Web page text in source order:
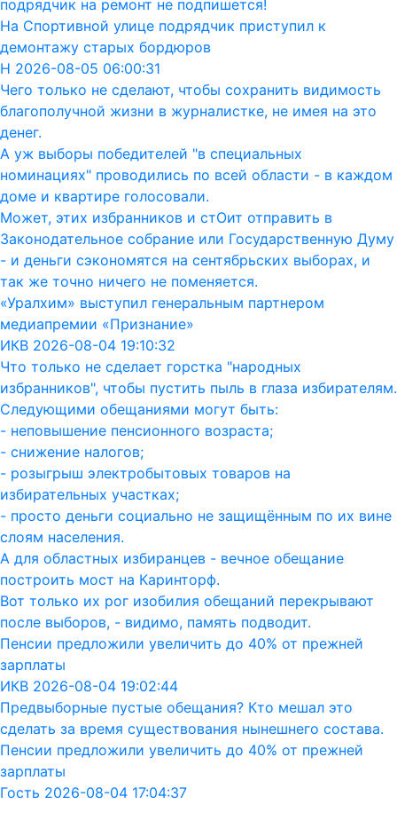
подрядчик на ремонт не подпишется!
На Спортивной улице подрядчик приступил к
демонтажу старых бордюров
Н 2026-08-05 06:00:31
Чего только не сделают, чтобы сохранить видимость
благополучной жизни в журналистке, не имея на это
денег.
А уж выборы победителей "в специальных
номинациях" проводились по всей области - в каждом
доме и квартире голосовали.
Может, этих избранников и стОит отправить в
Законодательное собрание или Государственную Думу
- и деньги сэкономятся на сентябрьских выборах, и
так же точно ничего не поменяется.
«Уралхим» выступил генеральным партнером
медиапремии «Признание»
ИКВ 2026-08-04 19:10:32
Что только не сделает горстка "народных
избранников", чтобы пустить пыль в глаза избирателям.
Следующими обещаниями могут быть:
- неповышение пенсионного возраста;
- снижение налогов;
- розыгрыш электробытовых товаров на
избирательных участках;
- просто деньги социально не защищённым по их вине
слоям населения.
А для областных избиранцев - вечное обещание
построить мост на Каринторф.
Вот только их рог изобилия обещаний перекрывают
после выборов, - видимо, память подводит.
Пенсии предложили увеличить до 40% от прежней
зарплаты
ИКВ 2026-08-04 19:02:44
Предвыборные пустые обещания? Кто мешал это
сделать за время существования нынешнего состава.
Пенсии предложили увеличить до 40% от прежней
зарплаты
Гость 2026-08-04 17:04:37